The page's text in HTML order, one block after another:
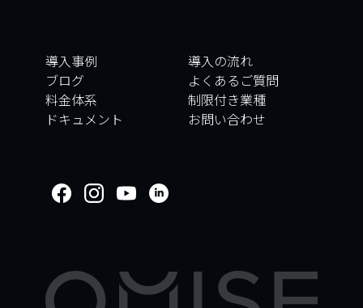
導入事例
ブログ
料金体系
ドキュメント
導入の流れ
よくあるご質問
制限付き業種
お問い合わせ
OMISE SUPPORT.
HOW CAN WE